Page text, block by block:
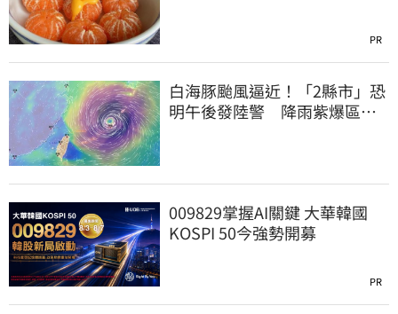
PR
白海豚颱風逼近！「2縣市」恐
明午後發陸警 降雨紫爆區域
009829掌握AI關鍵 大華韓國
KOSPI 50今強勢開募
PR